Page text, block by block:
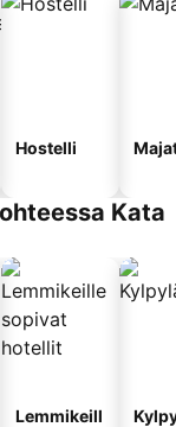
Hostelli
Kata
Lemmikeill